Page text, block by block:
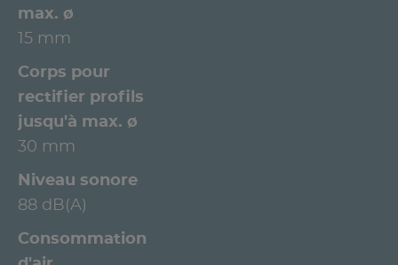
max. ø
15 mm
Corps pour
rectifier profils
jusqu'à max. ø
30 mm
Niveau sonore
88 dB(A)
Consommation